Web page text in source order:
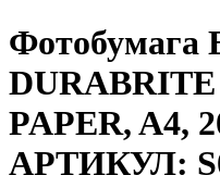
Фотобумага
PAPER, A4,
АРТИКУЛ: